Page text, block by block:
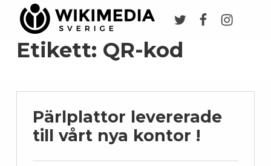
Etikett: QR-kod
Pärlplattor levererade
till vårt nya kontor !